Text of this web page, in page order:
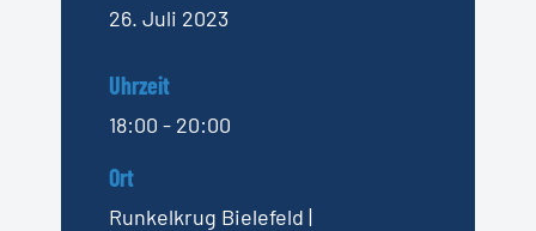
26. Juli 2023
Uhrzeit
18:00 - 20:00
Ort
Runkelkrug Bielefeld |